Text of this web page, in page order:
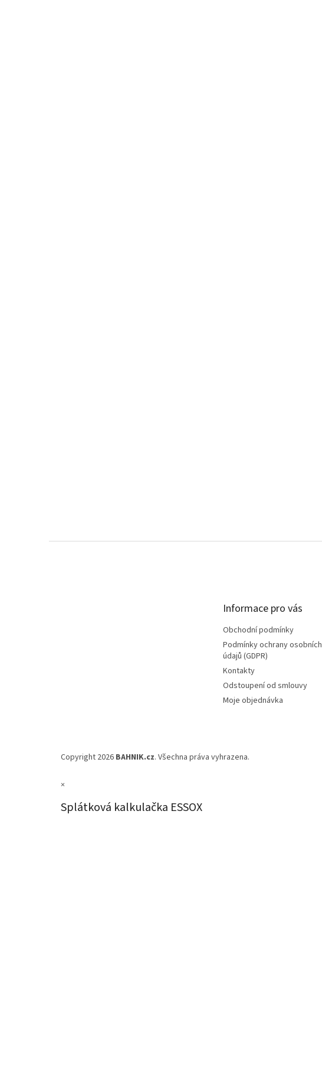
Informace pro vás
Obchodní podmínky
Podmínky ochrany osobních
údajů (GDPR)
Kontakty
Odstoupení od smlouvy
Moje objednávka
Copyright 2026 BAHNIK.cz. Všechna práva vyhrazena.
×
Splátková kalkulačka ESSOX